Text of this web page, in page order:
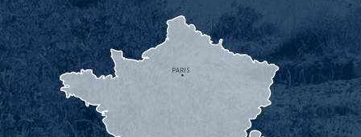
PARIS